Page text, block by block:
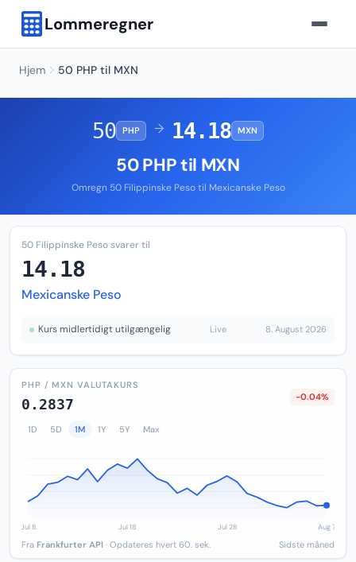
Lommeregner
Hjem 50 PHP til MXN
50 PHP → 14.18 MXN
50 PHP til MXN
Omregn 50 Filippinske Peso til Mexicanske Peso
50 Filippinske Peso svarer til
14.18
Mexicanske Peso
Kurs midlertidigt utilgængelig Live 8. August 2026
PHP / MXN VALUTAKURS
0.2837 -0.04%
1D 5D 1M 1Y 5Y Max
Fra Frankfurter API · Opdateres hvert 60. sek. Sidste måned